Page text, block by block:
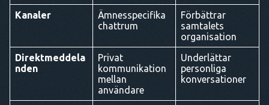
Kanaler
Ämnesspecifika
chattrum
Förbättrar
samtalets
organisation
Direktmeddela
nden
Privat
kommunikation
mellan
användare
Underlättar
personliga
konversationer